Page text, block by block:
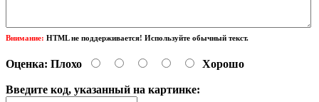
Внимание: HTML не поддерживается! Используйте обычный текст.
Оценка: Плохо Хорошо
Введите код, указанный на картинке: